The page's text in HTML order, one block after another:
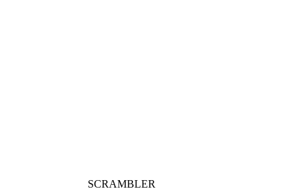
SCRAMBLER